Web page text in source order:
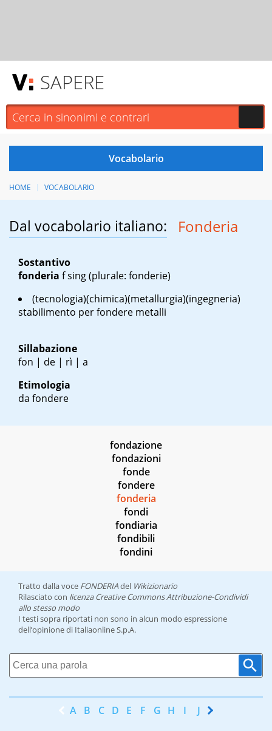
SAPERE
HOME VOCABOLARIO
Dal vocabolario italiano: Fonderia
Sostantivo
fonderia f sing(plurale: fonderie)
(tecnologia)(chimica)(metallurgia)(ingegneria)
stabilimento per fondere metalli
Sillabazione
fon | de | rì | a
Etimologia
da fondere
fondazione
fondazioni
fonde
fondere
fonderia
fondi
fondiaria
fondibili
fondini
Tratto dalla voce FONDERIAdel Wikizionario
Rilasciato con licenza Creative Commons Attribuzione-Condividi
allo stesso modo
I testi sopra riportati non sono in alcun modo espressione
dell’opinione di Italiaonline S.p.A.
A B C D E F G H I J K